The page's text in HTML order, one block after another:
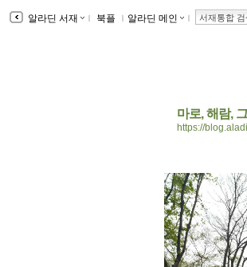
알라딘 서재 ｌ 북플 ｌ 알라딘 메인 ｌ 서재통합 검
마로, 해람,
https://